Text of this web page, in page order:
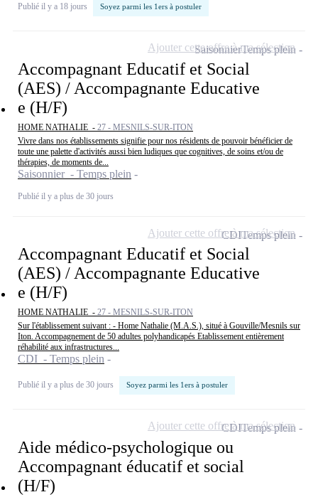
Publié il y a 18 jours Soyez parmi les 1ers à postuler
Accompagnant Educatif et Social
(AES) / Accompagnante Educative
e (H/F)
HOME NATHALIE - 27 - MESNILS-SUR-ITON
Vivre dans nos établissements signifie pour nos résidents de pouvoir bénéficier de
toute une palette d'activités aussi bien ludiques que cognitives, de soins et/ou de
thérapies, de moments de...
Saisonnier - Temps plein
Publié il y a plus de 30 jours
SaisonnierTemps plein
Ajouter cette offre à ma sélection
Accompagnant Educatif et Social
(AES) / Accompagnante Educative
e (H/F)
HOME NATHALIE - 27 - MESNILS-SUR-ITON
Sur l'établissement suivant : - Home Nathalie (M.A.S.), situé à Gouville/Mesnils sur
Iton. Accompagnement de 50 adultes polyhandicapés Etablissement entièrement
réhabilité aux infrastructures...
CDI - Temps plein
Publié il y a plus de 30 jours Soyez parmi les 1ers à postuler
CDITemps plein
Ajouter cette offre à ma sélection
Aide médico-psychologique ou
Accompagnant éducatif et social
(H/F)
CDITemps plein
Ajouter cette offre à ma sélection